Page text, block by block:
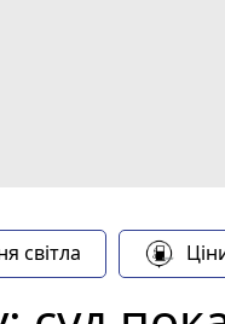
світла